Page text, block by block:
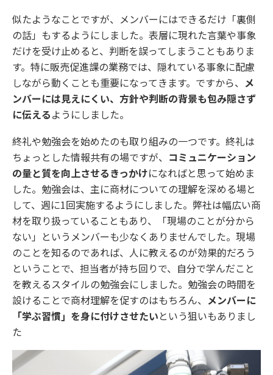
似たようなことですが、メンバーにはできるだけ「裏側
の話」もするようにしました。表層に現れた言葉や事象
だけを受け止めると、判断を誤ってしまうこともありま
す。特に販売促進課の業務では、隠れている事象に配慮
しながら動くことも重要になってきます。ですから、 メ
ンバーには見えにくい、方針や判断の背景も包み隠さず
に伝えるようにしました。
終礼や勉強会を始めたのも取り組みの一つです。終礼は
ちょっとした情報共有の場ですが、 コミュニケーション
の量と質を向上させるきっかけになればと思って始めま
した。勉強会は、主に商材についての理解を深める場と
して、週に1回実施するようにしました。弊社は幅広い商
材を取り扱っていることもあり、「現場のことが分から
ない」というメンバーも少なくありませんでした。現場
のことを知るのであれば、人に教えるのが効果的だろう
ということで、担当者が持ち回りで、自分で学んだこと
を教えるスタイルの勉強会にしました。勉強会の時間を
設けることで商材理解を促すのはもちろん、 メンバーに
「学ぶ習慣」を身に付けさせたいという狙いもありまし
た